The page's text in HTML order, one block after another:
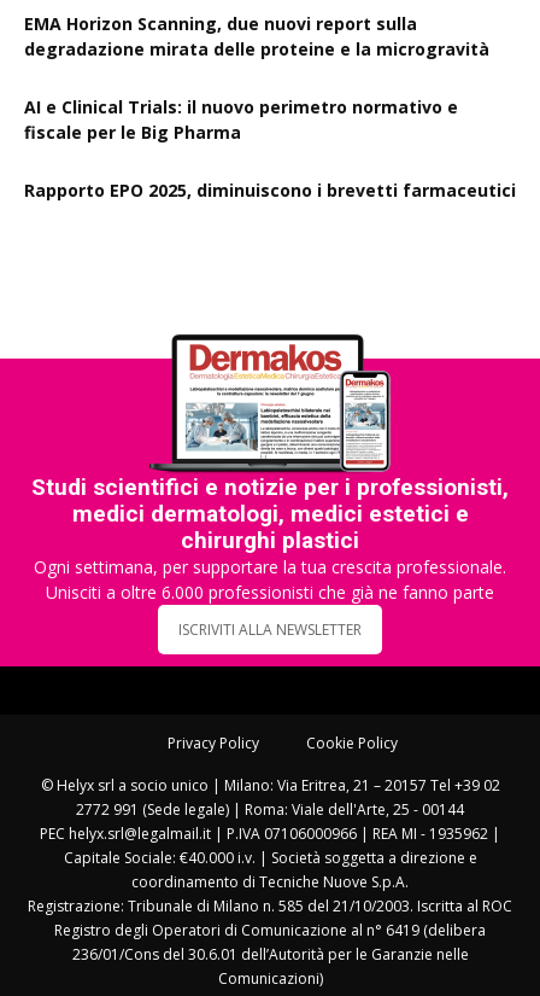
EMA Horizon Scanning, due nuovi report sulla
degradazione mirata delle proteine e la microgravità
AI e Clinical Trials: il nuovo perimetro normativo e
fiscale per le Big Pharma
Rapporto EPO 2025, diminuiscono i brevetti farmaceutici
Studi scientifici e notizie per i professionisti,
medici dermatologi, medici estetici e
chirurghi plastici
Ogni settimana, per supportare la tua crescita professionale.
Unisciti a oltre 6.000 professionisti che già ne fanno parte
ISCRIVITI ALLA NEWSLETTER
Privacy Policy Cookie Policy
© Helyx srl a socio unico | Milano: Via Eritrea, 21 – 20157 Tel +39 02
2772 991 (Sede legale) | Roma: Viale dell'Arte, 25 - 00144
PEC helyx.srl@legalmail.it | P.IVA 07106000966 | REA MI - 1935962 |
Capitale Sociale: €40.000 i.v. | Società soggetta a direzione e
coordinamento di Tecniche Nuove S.p.A.
Registrazione: Tribunale di Milano n. 585 del 21/10/2003. Iscritta al ROC
Registro degli Operatori di Comunicazione al n° 6419 (delibera
236/01/Cons del 30.6.01 dell’Autorità per le Garanzie nelle
Comunicazioni)